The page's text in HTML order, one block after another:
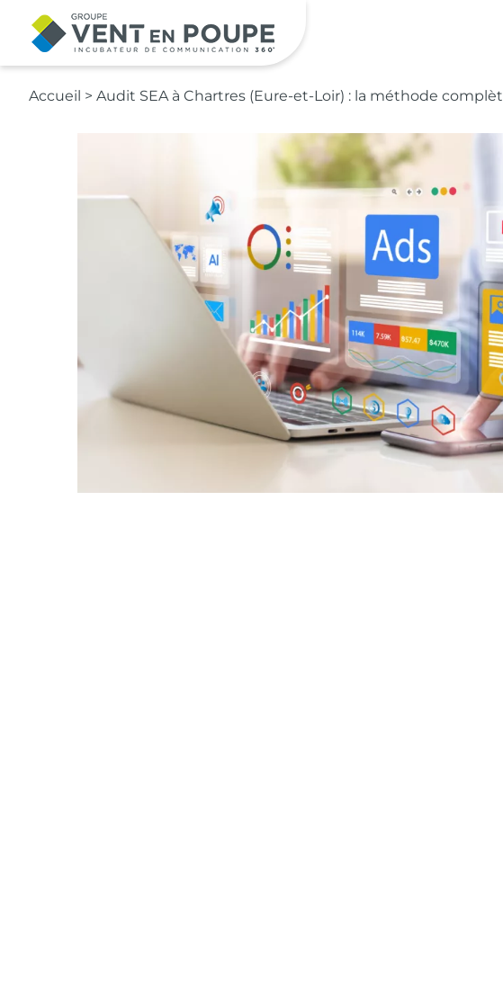
Accueil > Audit SEA à Chartres (Eure-et-Loir) : la méthode